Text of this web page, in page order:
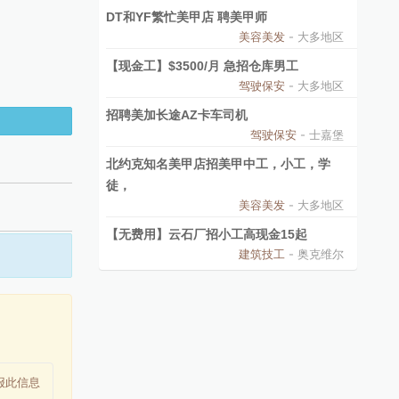
此信息
DT和YF繁忙美甲店 聘美甲师
美容美发 - 大多地区
【现金工】$3500/月 急招仓库男工
驾驶保安 - 大多地区
招聘美加长途AZ卡车司机
驾驶保安 - 士嘉堡
北约克知名美甲店招美甲中工，小工，学
徒，
美容美发 - 大多地区
【无费用】云石厂招小工高现金15起
建筑技工 - 奥克维尔